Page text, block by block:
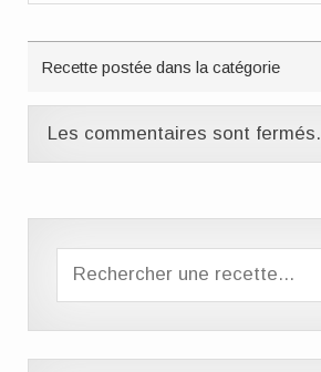
Recette postée dans la catégorie
Les commentaires sont fermés.